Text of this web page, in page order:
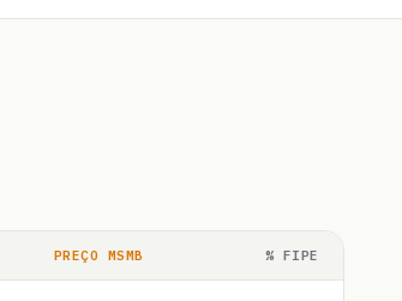
PREÇO MSMB % FIPE